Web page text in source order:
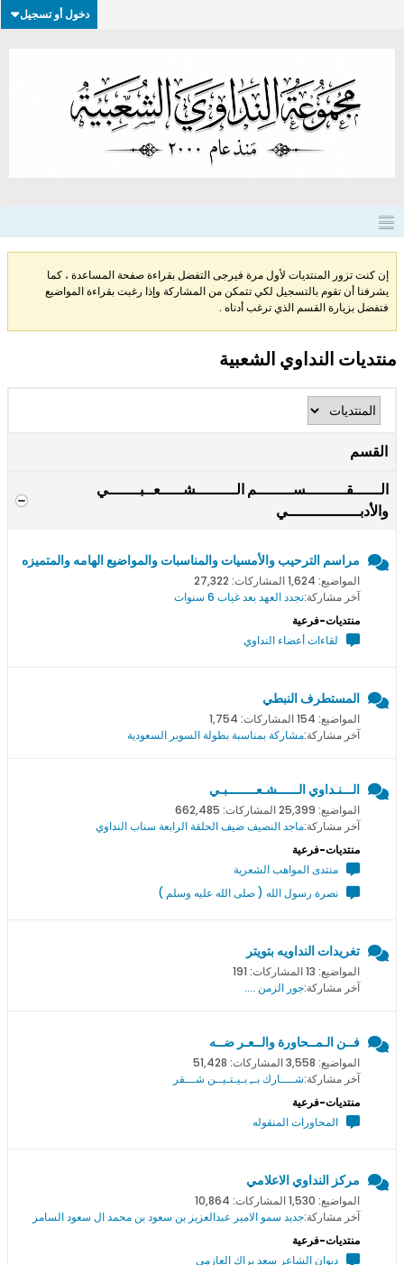
دخول أو تسجيل
إن كنت تزور المنتديات لأول مرة فيرجى التفضل بقراءة صفحة المساعدة ، كما
يشرفنا أن تقوم بالتسجيل لكي تتمكن من المشاركة وإذا رغبت بقراءة المواضيع
فتفضل بزيارة القسم الذي ترغب أدناه .
منتديات النداوي الشعبية
القسم
الــــــقـــــــــســــــــم الـــــــــشـــــعــبـــــــي
والأدبــــــــــــــــي
مراسم الترحيب والأمسيات والمناسبات والمواضيع الهامه والمتميزه
المواضيع: 1,624 المشاركات: 27,322
آخر مشاركة:نجدد العهد بعد غياب 6 سنوات
منتديات-فرعية
لقاءات أعضاء النداوي
المستطرف النبطي
المواضيع: 154 المشاركات: 1,754
آخر مشاركة:مشاركة بمناسبة بطولة السوبر السعودية
الـــنـداوي الــــــشـعــــــــبـي
المواضيع: 25,399 المشاركات: 662,485
آخر مشاركة:ماجد النصيف ضيف الحلقة الرابعة سناب النداوي
منتديات-فرعية
منتدى المواهب الشعرية
نصرة رسول الله ( صلى الله عليه وسلم )
تغريدات النداويه بتويتر
المواضيع: 13 المشاركات: 191
آخر مشاركة:جور الزمن ....
فــن الـمــحاورة والــعـر ضــه
المواضيع: 3,558 المشاركات: 51,428
آخر مشاركة:شــــارك بــِ بـيـتـيــن شـــقر
منتديات-فرعية
المحاورات المنقوله
مركز النداوي الاعلامي
المواضيع: 1,530 المشاركات: 10,864
آخر مشاركة:جديد سمو اﻻمير عبدالعزيز بن سعود بن محمد ال سعود السامر
منتديات-فرعية
ديوان الشاعر سعد براك العازمي